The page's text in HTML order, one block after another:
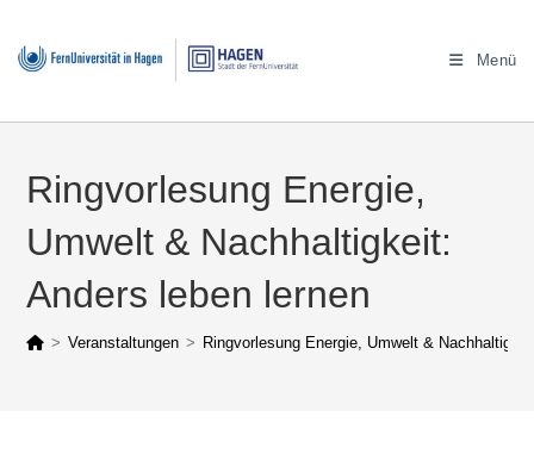
Inhalt
springen
Menü
Ringvorlesung Energie,
Umwelt & Nachhaltigkeit:
Anders leben lernen
> Veranstaltungen > Ringvorlesung Energie, Umwelt &